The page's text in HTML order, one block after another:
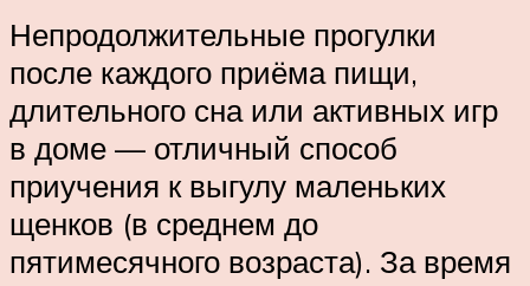
Непродолжительные прогулки
после каждого приёма пищи,
длительного сна или активных игр
в доме — отличный способ
приучения к выгулу маленьких
щенков (в среднем до
пятимесячного возраста). За время